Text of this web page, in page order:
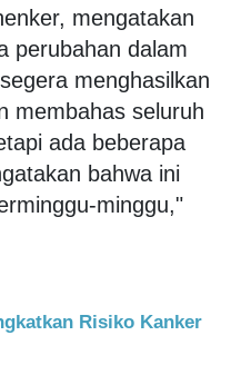
mengatakan
perubahan dalam
menghasilkan
membahas seluruh
ada beberapa
bahwa ini
minggu,"
Risiko Kanker